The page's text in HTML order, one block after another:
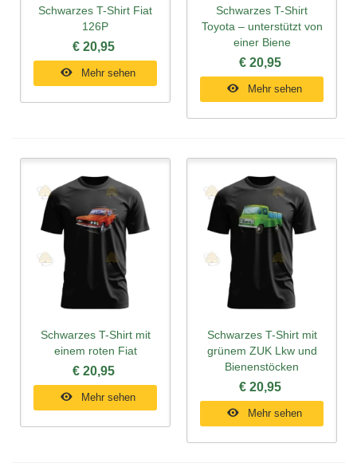
Schwarzes T-Shirt Fiat
126P
€ 20,95
Mehr sehen
Schwarzes T-Shirt
Toyota – unterstützt von
einer Biene
€ 20,95
Mehr sehen
Schwarzes T-Shirt mit
einem roten Fiat
€ 20,95
Mehr sehen
Schwarzes T-Shirt mit
grünem ZUK Lkw und
Bienenstöcken
€ 20,95
Mehr sehen